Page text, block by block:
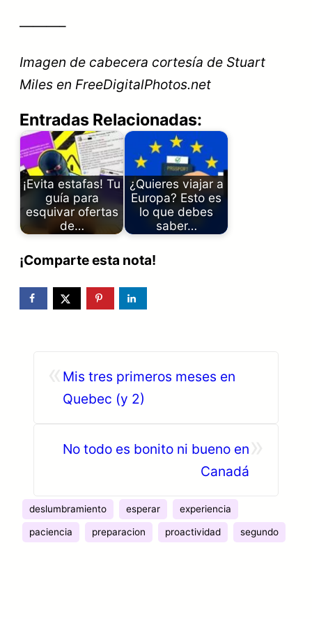
———–
Imagen de cabecera cortesía de Stuart
Miles en FreeDigitalPhotos.net
Entradas Relacionadas:
¡Evita estafas! Tu
guía para
esquivar ofertas
de…
¿Quieres viajar a
Europa? Esto es
lo que debes
saber…
¡Comparte esta nota!
Mis tres primeros meses en
Quebec (y 2)
No todo es bonito ni bueno en
Canadá
deslumbramiento esperar experiencia
paciencia preparacion proactividad segundo